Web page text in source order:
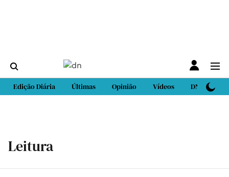
Edição Diária Últimas Opinião Vídeos DN Sport
Leitura